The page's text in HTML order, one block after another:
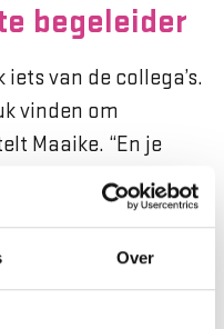
Over
begeleider
van de collega’s.
vinden om
Maaike. “En je
want leerlingen
krijgen. Van flex-